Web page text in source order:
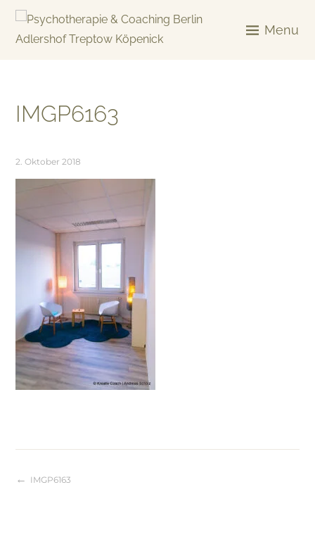
Skip
Menu
IMGP6163
2. Oktober 2018
Beitragsnavigation
IMGP6163